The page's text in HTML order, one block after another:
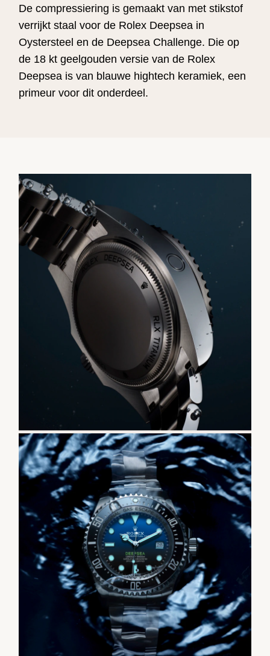
De compressiering is gemaakt van met stikstof
verrijkt staal voor de Rolex Deepsea in
Oystersteel en de Deepsea Challenge. Die op
de 18 kt geelgouden versie van de Rolex
Deepsea is van blauwe hightech keramiek, een
primeur voor dit onderdeel.